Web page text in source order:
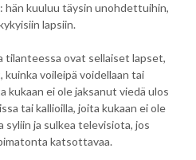
hän kuuluu täysin unohdettuihin,
lapsiin.
tilanteessa ovat sellaiset lapset,
voileipä voidellaan tai
kukaan ei ole jaksanut viedä ulos
tai kallioilla, joita kukaan ei ole
ja sulkea televisiota, jos
katsottavaa.